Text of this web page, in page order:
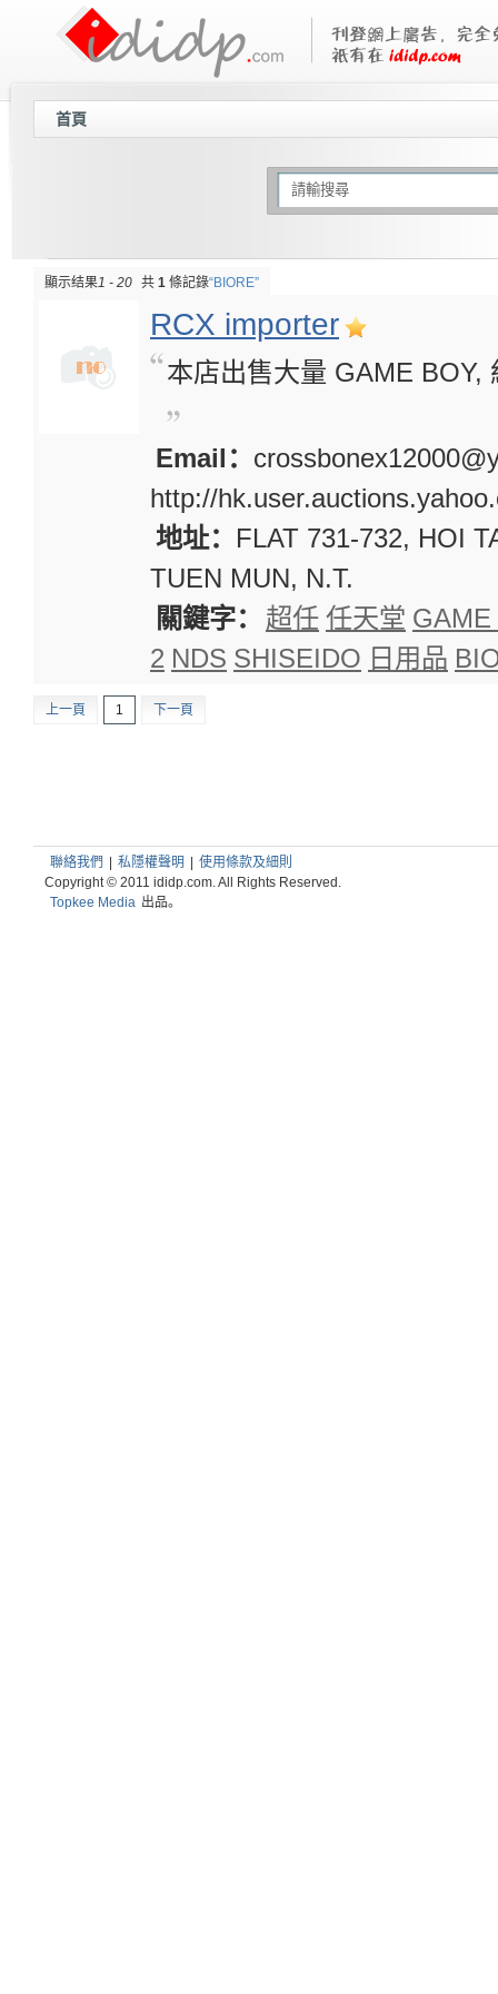
首頁
顯示结果1 - 20 共 1 條記錄“BIORE”
RCX importer
本店出售大量 GAME BOY,
Email：
http://
地址： FLAT 731-732, HOI
TUEN MUN, N.T.
關鍵字：
超任 任天堂
2 NDS SHISEIDO 日用品
上一頁 1 下一頁
聯絡我們 私隱權聲明
使用條款及細則
Copyright © 2011 ididp.com. All Rights Reserved.
Topkee Media 出品。